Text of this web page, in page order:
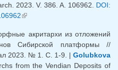
2023. V. 386. A. 106962. DOI:
(link is external)
акритархи из отложений
Сибирской платформы //
2023. № 1. С. 1-9. | Golubkova
from the Vendian Deposits of